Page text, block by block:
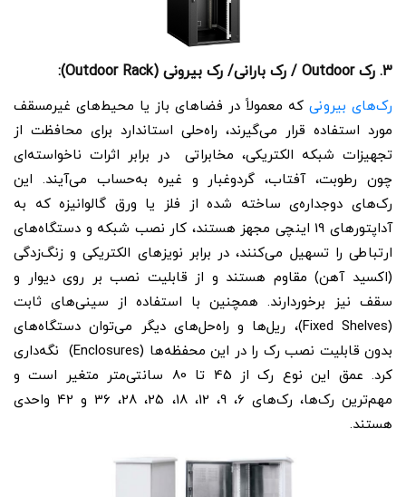
3. رک Outdoor / رک بارانی/ رک بیرونی (Outdoor Rack):
رک‌های بیرونی که معمولاً در فضاهای باز یا محیط‌های غیرمسقف
مورد استفاده قرار می‌گیرند، راه‌حلی استاندارد برای محافظت از
تجهیزات شبکه الکتریکی، مخابراتی در برابر اثرات ناخواسته‌ای
چون رطوبت، آفتاب، گردو‌غبار و غیره به‌حساب می‌آیند. این
رک‌های دوجداره‌ی ساخته‌ شده از فلز یا ورق گالوانیزه که به
آداپتورهای 19 اینچی مجهز هستند، کار نصب شبکه و دستگاه‌های
ارتباطی را تسهیل می‌کنند، در برابر نویزهای الکتریکی و زنگ‌زدگی
(اکسید آهن) مقاوم هستند و از قابلیت نصب بر روی دیوار و
سقف نیز برخوردارند. همچنین با استفاده از سینی‌های ثابت
(Fixed Shelves)، ریل‌ها و راه‌حل‌های دیگر می‌توان دستگاه‌های
بدون قابلیت نصب رک را در این محفظه‌ها (Enclosures) نگه‌داری
کرد. عمق این نوع رک از 45 تا 80 سانتی‌متر متغیر است و
مهم‌ترین رک‌ها، رک‌های 6، 9، 12، 18، 25، 28، 36 و 42 واحدی
هستند.